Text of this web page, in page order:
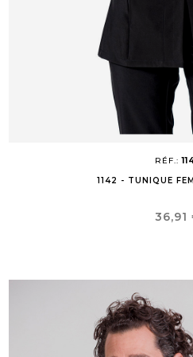
RÉF.:
1142 - TUNIQUE
Prix
36,91